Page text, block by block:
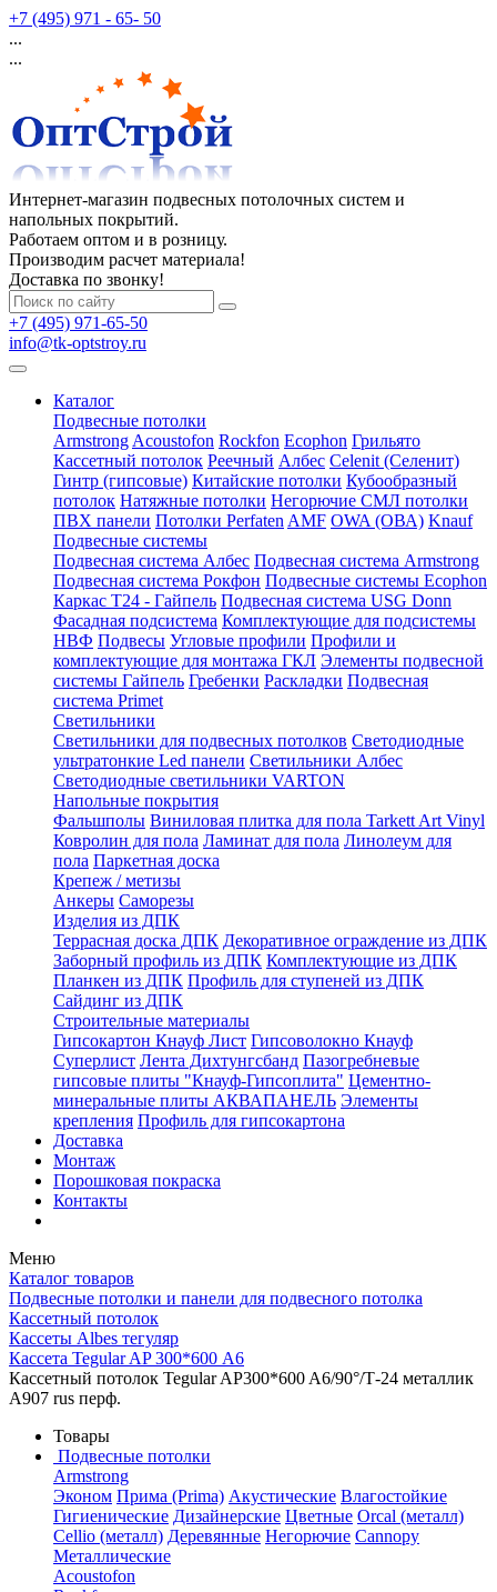
+7 (495) 971 - 65- 50
...
...
Интернет-магазин подвесных потолочных систем и
напольных покрытий.
Работаем оптом и в розницу.
Производим расчет материала!
Доставка по звонку!
+7 (495) 971-65-50
info@tk-optstroy.ru
Каталог
Подвесные потолки
Armstrong Acoustofon Rockfon Ecophon Грильято
Кассетный потолок Реечный Албес Celenit (Селенит)
Гинтр (гипсовые) Китайские потолки Кубообразный
потолок Натяжные потолки Негорючие СМЛ потолки
ПВХ панели Потолки Perfaten AMF OWA (ОВА) Knauf
Подвесные системы
Подвесная система Албес Подвесная система Armstrong
Подвесная система Рокфон Подвесные системы Ecophon
Каркас Т24 - Гайпель Подвесная система USG Donn
Фасадная подсистема Комплектующие для подсистемы
НВФ Подвесы Угловые профили Профили и
комплектующие для монтажа ГКЛ Элементы подвесной
системы Гайпель Гребенки Раскладки Подвесная
система Primet
Светильники
Светильники для подвесных потолков Светодиодные
ультратонкие Led панели Светильники Албес
Светодиодные светильники VARTON
Напольные покрытия
Фальшполы Виниловая плитка для пола Tarkett Art Vinyl
Ковролин для пола Ламинат для пола Линолеум для
пола Паркетная доска
Крепеж / метизы
Анкеры Саморезы
Изделия из ДПК
Террасная доска ДПК Декоративное ограждение из ДПК
Заборный профиль из ДПК Комплектующие из ДПК
Планкен из ДПК Профиль для ступеней из ДПК
Сайдинг из ДПК
Строительные материалы
Гипсокартон Кнауф Лист Гипсоволокно Кнауф
Суперлист Лента Дихтунгсбанд Пазогребневые
гипсовые плиты "Кнауф-Гипсоплита" Цементно-
минеральные плиты АКВАПАНЕЛЬ Элементы
крепления Профиль для гипсокартона
Доставка
Монтаж
Порошковая покраска
Контакты
Меню
Каталог товаров
Подвесные потолки и панели для подвесного потолка
Кассетный потолок
Кассеты Albes тегуляр
Кассета Tegular AP 300*600 А6
Кассетный потолок Tegular AP300*600 A6/90°/Т-24 металлик
А907 rus перф.
Товары
Подвесные потолки
Armstrong
Эконом Прима (Prima) Акустические Влагостойкие
Гигиенические Дизайнерские Цветные Orcal (металл)
Cellio (металл) Деревянные Негорючие Cannopy
Металлические
Acoustofon